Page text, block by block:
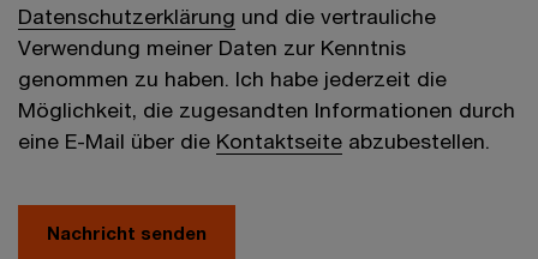
Datenschutzerklärung und die vertrauliche
Verwendung meiner Daten zur Kenntnis
genommen zu haben. Ich habe jederzeit die
Möglichkeit, die zugesandten Informationen durch
eine E-Mail über die Kontaktseite abzubestellen.
Nachricht senden